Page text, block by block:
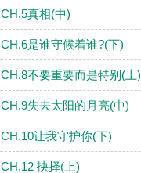
CH.5真相(中)
CH.6是谁守候着谁?(下)
CH.8不要重要而是特别(上)
CH.9失去太阳的月亮(中)
CH.10让我守护你(下)
CH.12 抉择(上)